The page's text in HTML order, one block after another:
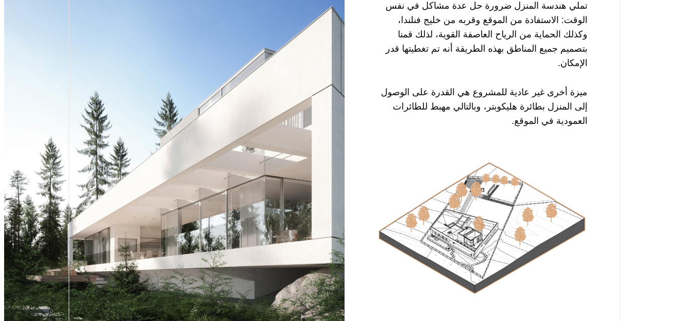
تملي هندسة المنزل ضرورة حل عدة مشاكل في نفس
الوقت: الاستفادة من الموقع وقربه من خليج فنلندا،
وكذلك الحماية من الرياح العاصفة القوية، لذلك قمنا
بتصميم جميع المناطق بهذه الطريقة أنه تم تغطيتها قدر
الإمكان.
ميزة أخرى غير عادية للمشروع هي القدرة على الوصول
إلى المنزل بطائرة هليكوبتر، وبالتالي مهبط للطائرات
العمودية في الموقع.